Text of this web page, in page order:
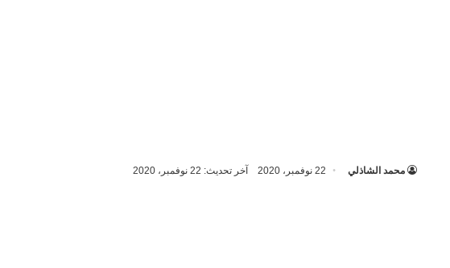
محمد الشاذلي 22 نوفمبر، 2020 آخر تحديث: 22 نوفمبر، 2020